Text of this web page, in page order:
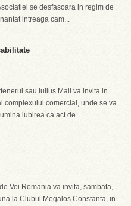
se desfasoara in regim de
intreaga cam...
sau Iulius Mall va invita in
complexului comercial, unde se va
iubirea ca act de...
Voi Romania va invita, sambata,
la Clubul Megalos Constanta, in